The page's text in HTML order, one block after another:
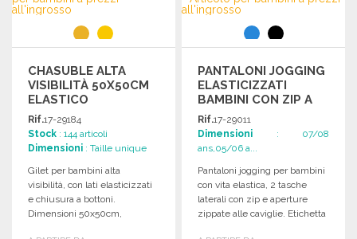
CHASUBLE ALTA
VISIBILITÀ 50X50CM
ELASTICO
Rif.17-29184
Stock : 144 articoli
Dimensioni : Taille unique
Gilet per bambini alta
visibilità, con lati elasticizzati
e chiusura a bottoni.
Dimensioni 50x50cm,
PANTALONI JOGGING
ELASTICIZZATI
BAMBINI CON ZIP A
PREZZI
ALL'INGROSSO
Rif.17-29011
Dimensioni : 07/08
ans,05/06 a...
Pantaloni jogging per bambini
con vita elastica, 2 tasche
laterali con zip e aperture
zippate alle caviglie. Etichetta